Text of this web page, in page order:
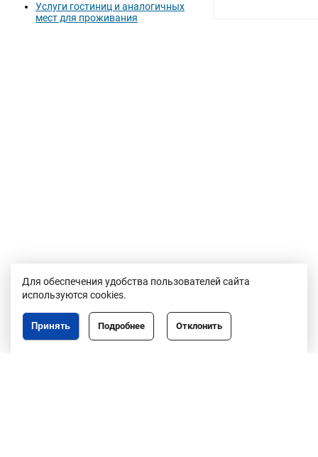
Услуги гостиниц и аналогичных
мест для проживания
Для обеспечения удобства пользователей сайта
используются cookies.
Отклонить
Подробнее
Принять